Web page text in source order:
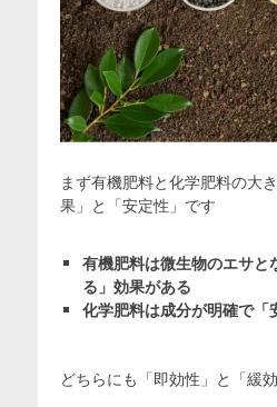
まず有機肥料と化学肥料の大
果」と「安定性」です
有機肥料は微生物のエサと
る」効果がある
化学肥料は成分が明確で「
どちらにも「即効性」と「緩